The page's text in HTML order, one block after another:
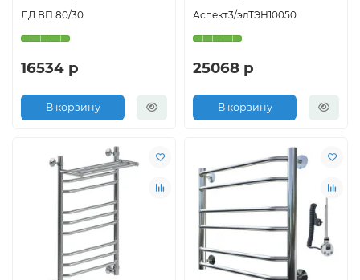
ЛД ВП 80/30
16534 р
В корзину
Аспект3/элТЭН10050
25068 р
В корзину